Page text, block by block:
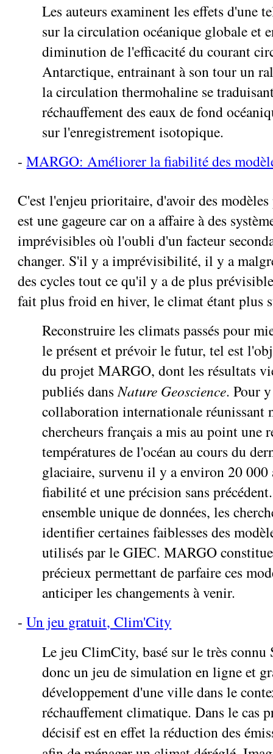
Les auteurs examinent les effets d'une
sur la circulation océanique globale et
diminution de l'efficacité du courant
Antarctique, entrainant à son tour un
la circulation thermohaline se
réchauffement des eaux de fond
sur l'enregistrement isotopique.
-MARGO: Améliorer la fiabilité des
C'est l'enjeu prioritaire, d'avoir des
est une gageure car on a affaire à des
imprévisibles où l'oubli d'un facteur
changer. S'il y a imprévisibilité, il y a
des cycles tout ce qu'il y a de plus
fait plus froid en hiver, le climat étant plus
Reconstruire les climats passés pour
le présent et prévoir le futur, tel est
du projet MARGO, dont les résultats
publiés dansNature Geoscience. Pour
collaboration internationale réunissant
chercheurs français a mis au point une
températures de l'océan au cours du
glaciaire, survenu il y a environ 20 000
fiabilité et une précision sans
ensemble unique de données, les
identifier certaines faiblesses des
utilisés par le GIEC. MARGO
précieux permettant de parfaire ces
anticiper les changements à venir.
-Un jeu gratuit, Clim'City
Le jeu ClimCity, basé sur le très connu
donc un jeu de simulation en ligne et
développement d'une ville dans le
réchauffement climatique. Dans le cas
décisif est en effet la réduction des